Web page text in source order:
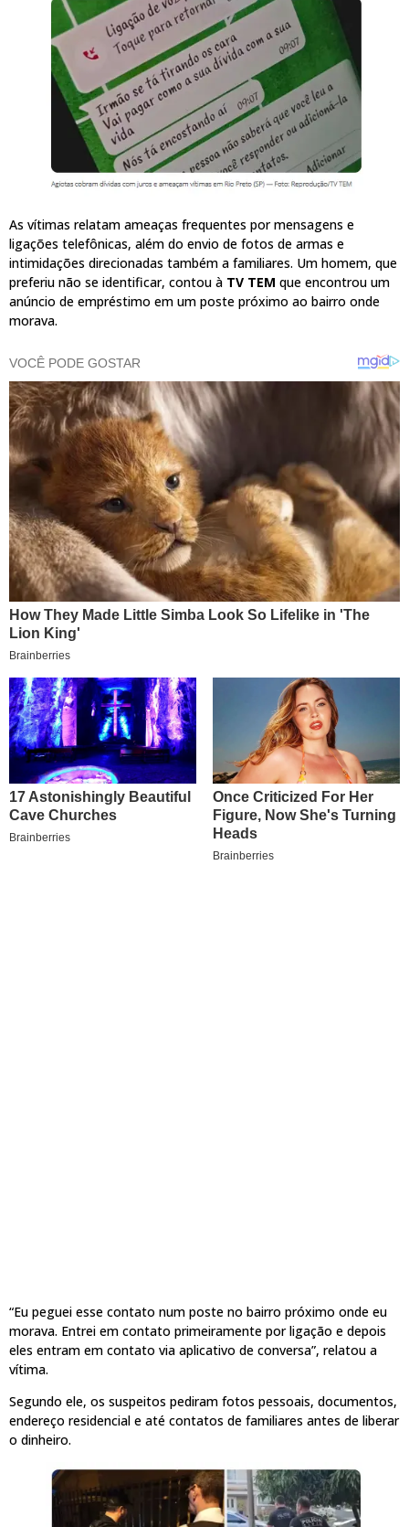
As vítimas relatam ameaças frequentes por mensagens e
ligações telefônicas, além do envio de fotos de armas e
intimidações direcionadas também a familiares. Um homem, que
preferiu não se identificar, contou à TV TEM que encontrou um
anúncio de empréstimo em um poste próximo ao bairro onde
morava.
“Eu peguei esse contato num poste no bairro próximo onde eu
morava. Entrei em contato primeiramente por ligação e depois
eles entram em contato via aplicativo de conversa”, relatou a
vítima.
Segundo ele, os suspeitos pediram fotos pessoais, documentos,
endereço residencial e até contatos de familiares antes de liberar
o dinheiro.